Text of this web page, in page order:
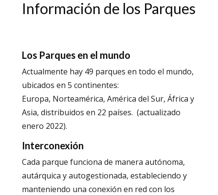
Información de los Parques
Los Parques en el mundo
Actualmente hay 49 parques en todo el mundo,
ubicados en 5 continentes:
Europa, Norteamérica, América del Sur, África y
Asia, distribuidos en 22 países. (actualizado
enero 2022).
Interconexión
Cada parque funciona de manera autónoma,
autárquica y autogestionada, estableciendo y
manteniendo una conexión en red con los